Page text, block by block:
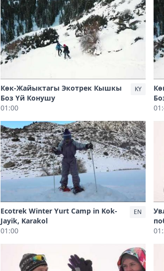
Көк-Жайыктагы Экотрек Кышкы
Боз Үй Конушу
01:00
KY
Ecotrek Winter Yurt Camp in Kok-
Jayik, Karakol
01:00
EN